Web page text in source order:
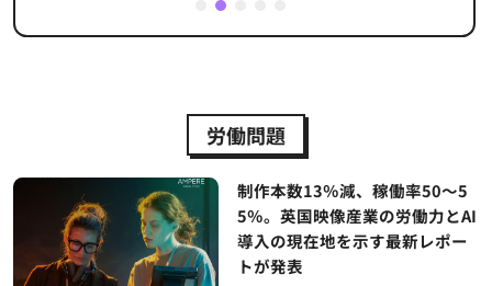
2
労働問題
制作本数13％減、稼働率50～5
5％。英国映像産業の労働力とAI
導入の現在地を示す最新レポー
トが発表